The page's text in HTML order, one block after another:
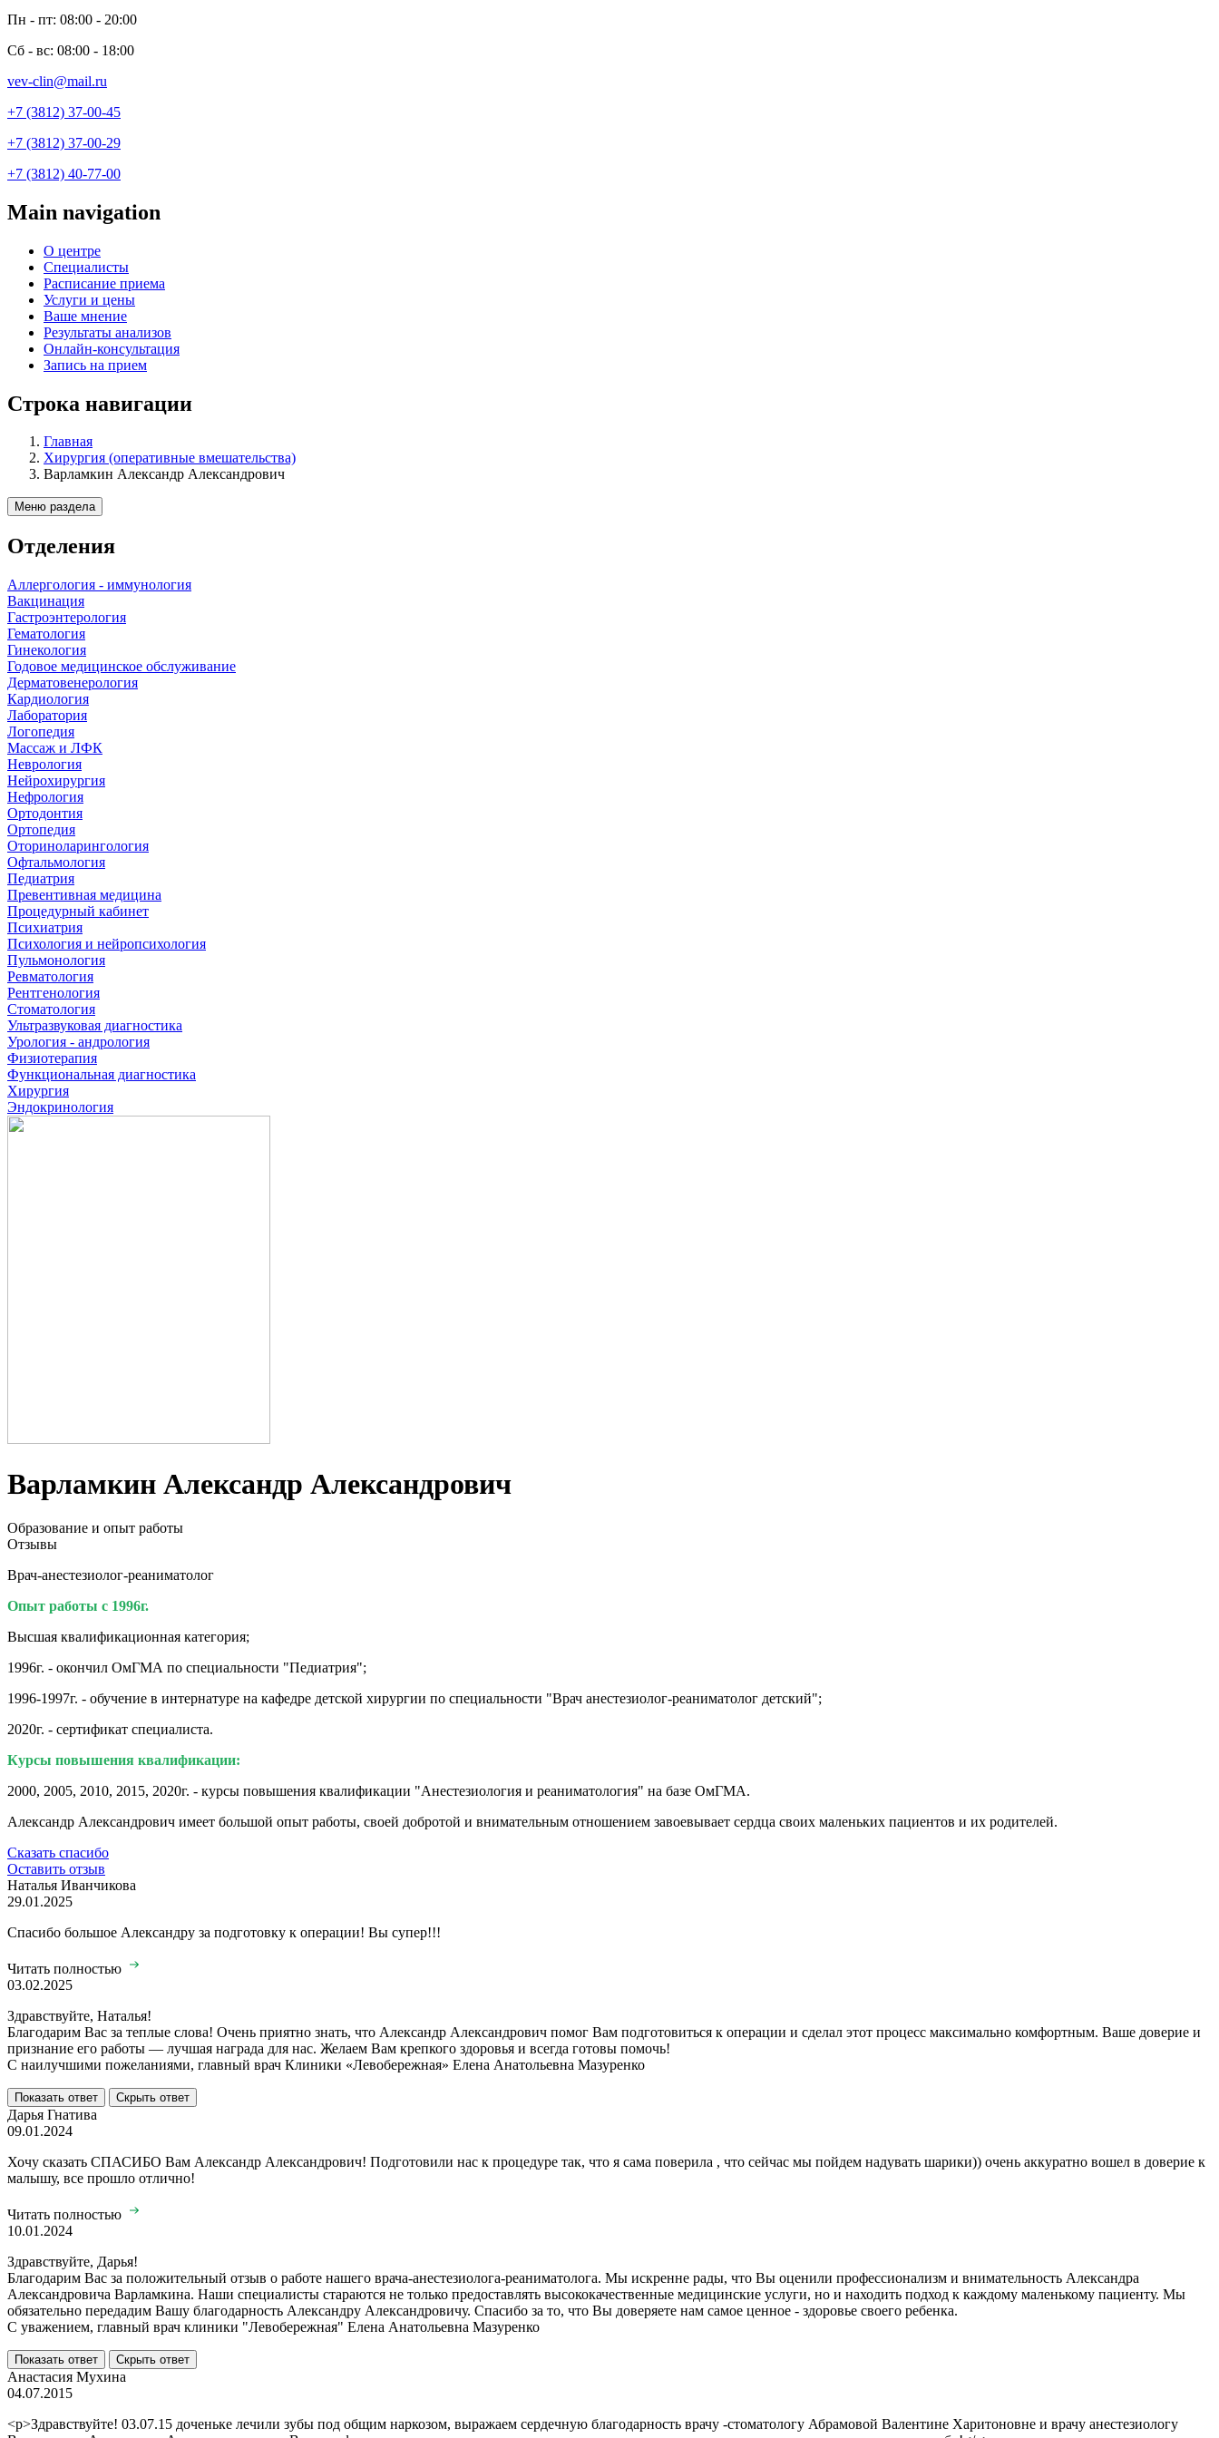
Пн - пт: 08:00 - 20:00
Сб - вс: 08:00 - 18:00
vev-clin@mail.ru
+7 (3812) 37-00-45
+7 (3812) 37-00-29
+7 (3812) 40-77-00
Main navigation
О центре
Специалисты
Расписание приема
Услуги и цены
Ваше мнение
Результаты анализов
Онлайн-консультация
Запись на прием
Строка навигации
Главная
Хирургия (оперативные вмешательства)
Варламкин Александр Александрович
Меню раздела
Отделения
Аллергология - иммунология
Вакцинация
Гастроэнтерология
Гематология
Гинекология
Годовое медицинское обслуживание
Дерматовенерология
Кардиология
Лаборатория
Логопедия
Массаж и ЛФК
Неврология
Нейрохирургия
Нефрология
Ортодонтия
Ортопедия
Оториноларингология
Офтальмология
Педиатрия
Превентивная медицина
Процедурный кабинет
Психиатрия
Психология и нейропсихология
Пульмонология
Ревматология
Рентгенология
Стоматология
Ультразвуковая диагностика
Урология - андрология
Физиотерапия
Функциональная диагностика
Хирургия
Эндокринология
Варламкин Александр Александрович
Образование и опыт работы
Отзывы
Врач-анестезиолог-реаниматолог
Опыт работы с 1996г.
Высшая квалификационная категория;
1996г. - окончил ОмГМА по специальности "Педиатрия";
1996-1997г. - обучение в интернатуре на кафедре детской хирургии по специальности "Врач анестезиолог-реаниматолог детский";
2020г. - сертификат специалиста.
Курсы повышения квалификации:
2000, 2005, 2010, 2015, 2020г. - курсы повышения квалификации "Анестезиология и реаниматология" на базе ОмГМА.
Александр Александрович имеет большой опыт работы, своей добротой и внимательным отношением завоевывает сердца своих маленьких пациентов и их родителей.
Сказать спасибо
Оставить отзыв
Наталья Иванчикова
29.01.2025
Спасибо большое Александру за подготовку к операции! Вы супер!!!
Читать полностью
03.02.2025
Здравствуйте, Наталья!
Благодарим Вас за теплые слова! Очень приятно знать, что Александр Александрович помог Вам подготовиться к операции и сделал этот процесс максимально комфортным. Ваше доверие и
признание его работы — лучшая награда для нас. Желаем Вам крепкого здоровья и всегда готовы помочь!
С наилучшими пожеланиями, главный врач Клиники «Левобережная» Елена Анатольевна Мазуренко
Показать ответ Скрыть ответ
Дарья Гнатива
09.01.2024
Хочу сказать СПАСИБО Вам Александр Александрович! Подготовили нас к процедуре так, что я сама поверила , что сейчас мы пойдем надувать шарики)) очень аккуратно вошел в доверие к
малышу, все прошло отлично!
Читать полностью
10.01.2024
Здравствуйте, Дарья!
Благодарим Вас за положительный отзыв о работе нашего врача-анестезиолога-реаниматолога. Мы искренне рады, что Вы оценили профессионализм и внимательность Александра
Александровича Варламкина. Наши специалисты стараются не только предоставлять высококачественные медицинские услуги, но и находить подход к каждому маленькому пациенту. Мы
обязательно передадим Вашу благодарность Александру Александровичу. Спасибо за то, что Вы доверяете нам самое ценное - здоровье своего ребенка.
С уважением, главный врач клиники "Левобережная" Елена Анатольевна Мазуренко
Показать ответ Скрыть ответ
Анастасия Мухина
04.07.2015
<p>Здравствуйте! 03.07.15 доченьке лечили зубы под общим наркозом, выражаем сердечную благодарность врачу -стоматологу Абрамовой Валентине Харитоновне и врачу анестезиологу